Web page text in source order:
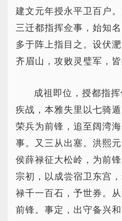
建文元年授永平卫百户
三迁都指挥佥事，始知
多于阵上指目之。设伏
齐眉山，攻败灵璧军，皆
成祖即位，授都指挥
疾战，本雅失里以七骑
荣兵为前锋，追至阔湾
事。又三从出塞。洪熙
侯薛禄征大松岭，为前
宗初，以成尝宿卫东宫
禄千一百石，予世券。
前锋。事定，出守备兴